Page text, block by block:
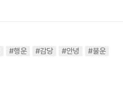
#행운 #감당 #안녕
#불운